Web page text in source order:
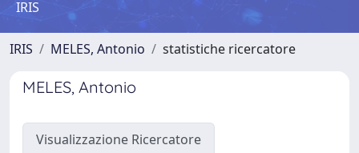
IRIS
IRIS MELES, Antonio statistiche ricercatore
MELES, Antonio
Visualizzazione Ricercatore